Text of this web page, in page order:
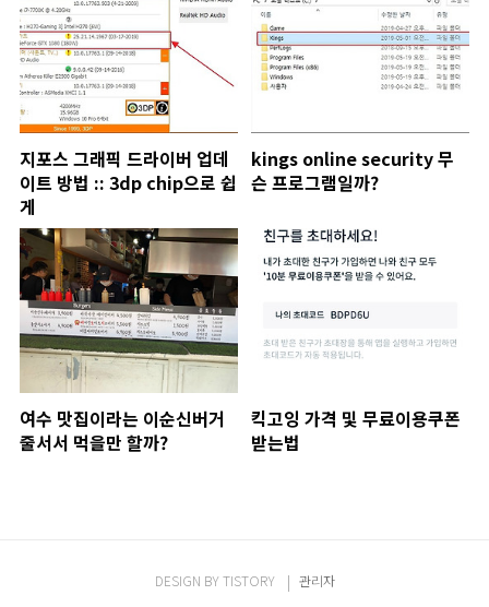
지포스 그래픽 드라이버 업데
이트 방법 :: 3dp chip으로 쉽
게
kings online security 무
슨 프로그램일까?
여수 맛집이라는 이순신버거
줄서서 먹을만 할까?
킥고잉 가격 및 무료이용쿠폰
받는법
DESIGN BYTISTORY 관리자